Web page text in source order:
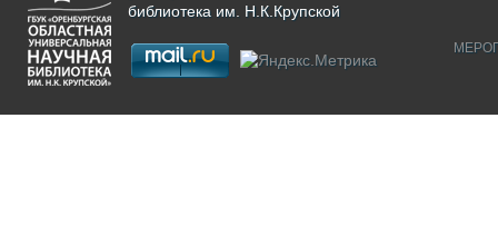
библиотека им. Н.К.Крупской